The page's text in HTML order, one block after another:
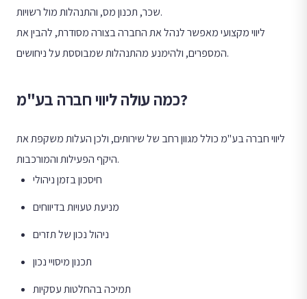
שכר, תכנון מס, והתנהלות מול רשויות.
ליווי מקצועי מאפשר לנהל את החברה בצורה מסודרת, להבין את
המספרים, ולהימנע מהתנהלות שמבוססת על ניחושים.
כמה עולה ליווי חברה בע"מ?
ליווי חברה בע"מ כולל מגוון רחב של שירותים, ולכן העלות משקפת את
היקף הפעילות והמורכבות.
חיסכון בזמן ניהולי
מניעת טעויות בדיווחים
ניהול נכון של תזרים
תכנון מיסויי נכון
תמיכה בהחלטות עסקיות